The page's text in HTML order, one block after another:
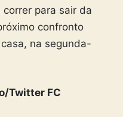
correr para sair da
confronto
na segunda-
Twitter FC